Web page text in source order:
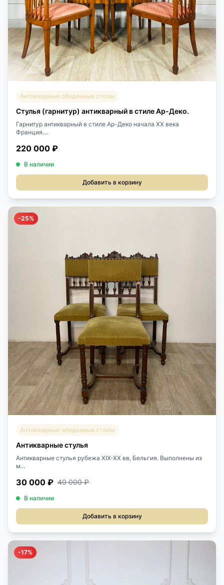
Антикварные обеденные столы
Стулья (гарнитур) антикварный в стиле Ар-Деко.
Гарнитур антикварный в стиле Ар-Деко начала XX века
Франция....
220 000 ₽
В наличии
Добавить в корзину
-25%
Антикварные обеденные столы
Антикварные стулья
Антикварные стулья рубежа XIX-XX вв, Бельгия. Выполнены из
м...
30 000 ₽ 40 000 ₽
В наличии
Добавить в корзину
-17%